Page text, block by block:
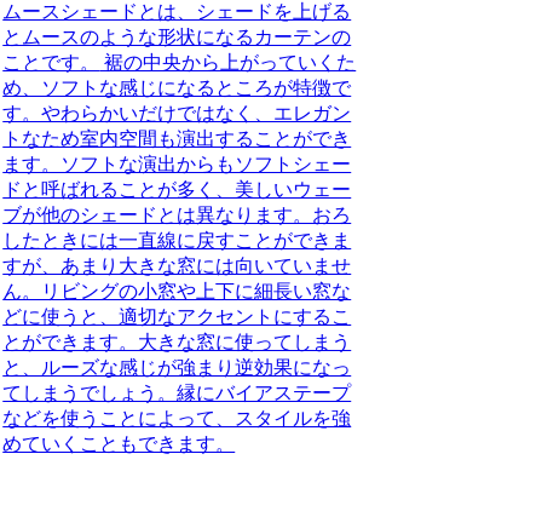
ムースシェードとは、シェードを上げる
とムースのような形状になるカーテンの
ことです。
裾の中央から上がっていくた
め、ソフトな感じになるところが特徴で
す。やわらかいだけではなく、エレガン
トなため室内空間も演出することができ
ます。ソフトな演出からもソフトシェー
ドと呼ばれることが多く、美しいウェー
ブが他のシェードとは異なります。おろ
したときには一直線に戻すことができま
すが、あまり大きな窓には向いていませ
ん。リビングの小窓や上下に細長い窓な
どに使うと、適切なアクセントにするこ
とができます。大きな窓に使ってしまう
と、ルーズな感じが強まり逆効果になっ
てしまうでしょう。縁にバイアステープ
などを使うことによって、スタイルを強
めていくこともできます。